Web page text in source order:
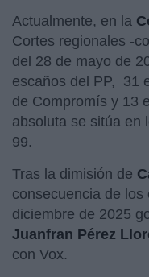
Actualmente, en la
Cortes regionales -
del 28 de mayo de
escaños del PP, 31
de Compromís y 13
absoluta se sitúa en
99.
Tras la dimisión de
consecuencia de
diciembre de 2025
Juanfran Pérez
con Vox.